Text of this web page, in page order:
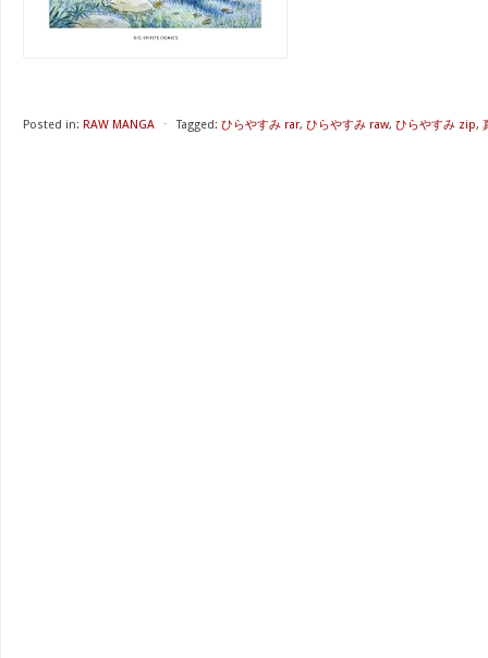
Posted in: RAW MANGA ⋅ Tagged: ひらやすみ rar, ひらやすみ raw, ひらやすみ zip,